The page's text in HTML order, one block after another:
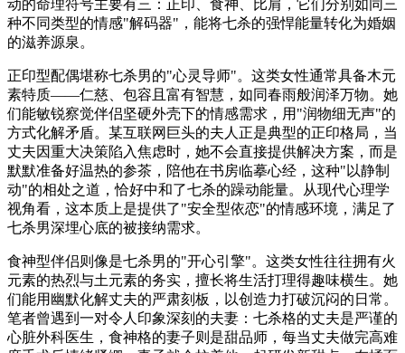
动的命理符号主要有三：正印、食神、比肩，它们分别如同三
种不同类型的情感"解码器"，能将七杀的强悍能量转化为婚姻
的滋养源泉。
正印型配偶堪称七杀男的"心灵导师"。这类女性通常具备木元
素特质——仁慈、包容且富有智慧，如同春雨般润泽万物。她
们能敏锐察觉伴侣坚硬外壳下的情感需求，用"润物细无声"的
方式化解矛盾。某互联网巨头的夫人正是典型的正印格局，当
丈夫因重大决策陷入焦虑时，她不会直接提供解决方案，而是
默默准备好温热的参茶，陪他在书房临摹心经，这种"以静制
动"的相处之道，恰好中和了七杀的躁动能量。从现代心理学
视角看，这本质上是提供了"安全型依恋"的情感环境，满足了
七杀男深埋心底的被接纳需求。
食神型伴侣则像是七杀男的"开心引擎"。这类女性往往拥有火
元素的热烈与土元素的务实，擅长将生活打理得趣味横生。她
们能用幽默化解丈夫的严肃刻板，以创造力打破沉闷的日常。
笔者曾遇到一对令人印象深刻的夫妻：七杀格的丈夫是严谨的
心脏外科医生，食神格的妻子则是甜品师，每当丈夫做完高难